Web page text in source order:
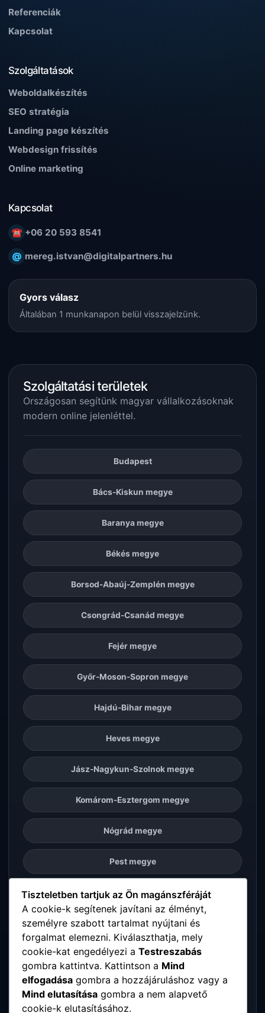
Referenciák
Kapcsolat
Szolgáltatások
Weboldalkészítés
SEO stratégia
Landing page készítés
Webdesign frissítés
Online marketing
Kapcsolat
☎ +06 20 593 8541
@ mereg.istvan@digitalpartners.hu
Gyors válasz
Általában 1 munkanapon belül visszajelzünk.
Szolgáltatási területek
Országosan segítünk magyar vállalkozásoknak
modern online jelenléttel.
Budapest
Bács-Kiskun megye
Baranya megye
Békés megye
Borsod-Abaúj-Zemplén megye
Csongrád-Csanád megye
Fejér megye
Győr-Moson-Sopron megye
Hajdú-Bihar megye
Heves megye
Jász-Nagykun-Szolnok megye
Komárom-Esztergom megye
Nógrád megye
Pest megye
Somogy megye
Szabolcs-Szatmár-Bereg megye
Tolna megye
Vas megye
Tiszteletben tartjuk az Ön magánszféráját
A cookie-k segítenek javítani az élményt,
személyre szabott tartalmat nyújtani és
forgalmat elemezni. Kiválaszthatja, mely
cookie-kat engedélyezi a Testreszabás
gombra kattintva. Kattintson a Mind
elfogadása gombra a hozzájáruláshoz vagy a
Mind elutasítása gombra a nem alapvető
cookie-k elutasításához.